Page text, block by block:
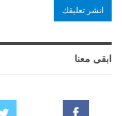
ابقى معنا